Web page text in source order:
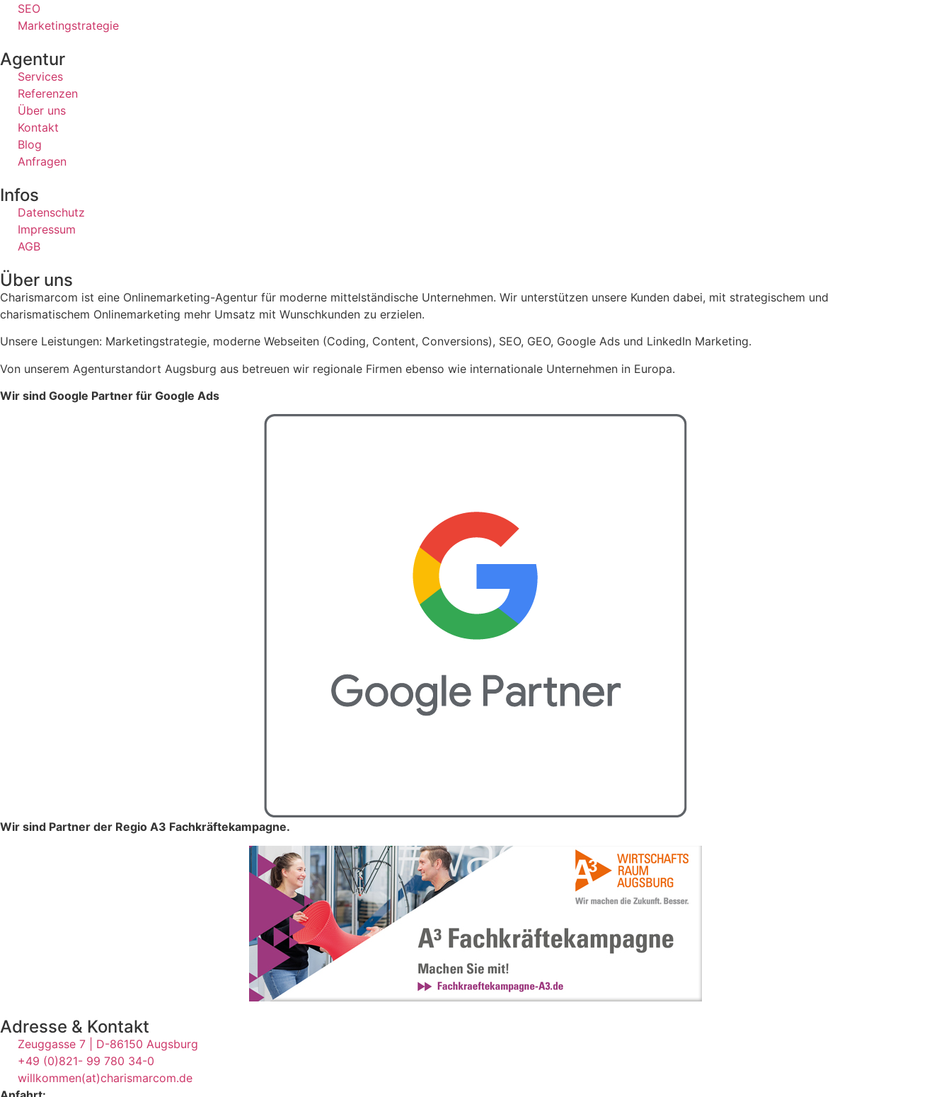
SEO
Marketingstrategie
Agentur
Services
Referenzen
Über uns
Kontakt
Blog
Anfragen
Infos
Datenschutz
Impressum
AGB
Über uns
Charismarcom ist eine Onlinemarketing-Agentur für moderne mittelständische Unternehmen. Wir unterstützen unsere Kunden dabei, mit strategischem und
charismatischem Onlinemarketing mehr Umsatz mit Wunschkunden zu erzielen.
Unsere Leistungen: Marketingstrategie, moderne Webseiten (Coding, Content, Conversions), SEO, GEO, Google Ads und LinkedIn Marketing.
Von unserem Agenturstandort Augsburg aus betreuen wir regionale Firmen ebenso wie internationale Unternehmen in Europa.
Wir sind Google Partner für Google Ads
Wir sind Partner der Regio A3 Fachkräftekampagne.
Adresse & Kontakt
Zeuggasse 7 | D-86150 Augsburg
+49 (0)821- 99 780 34-0
willkommen(at)charismarcom.de